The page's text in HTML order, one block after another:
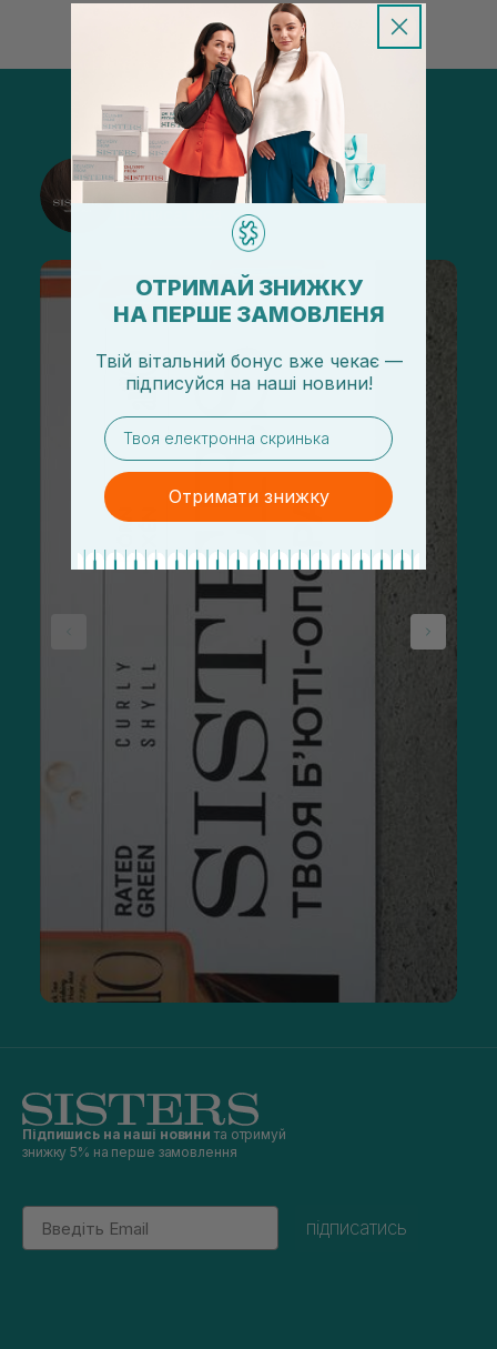
@sisters_stelmakh в Instagram
Підпишись на наші новини та отримуй
знижку 5% на перше замовлення
Email
підписатись
ОТРИМАЙ ЗНИЖКУ
НА ПЕРШЕ ЗАМОВЛЕНЯ
Твій вітальний бонус вже чекає —
підписуйся на наші новини!
email
Отримати знижку